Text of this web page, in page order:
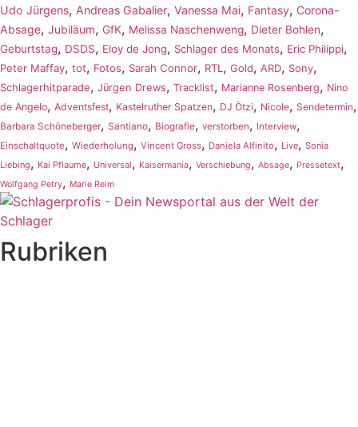
Udo Jürgens, Andreas Gabalier, Vanessa Mai, Fantasy, Corona-
Absage, Jubiläum, GfK, Melissa Naschenweng, Dieter Bohlen,
Geburtstag, DSDS, Eloy de Jong, Schlager des Monats, Eric Philippi,
Peter Maffay, tot, Fotos, Sarah Connor, RTL , Gold, ARD, Sony,
Schlagerhitparade, Jürgen Drews, Tracklist, Marianne Rosenberg, Nino
de Angelo, Adventsfest, Kastelruther Spatzen, DJ Ötzi, Nicole, Sendetermin,
Barbara Schöneberger, Santiano, Biografie, verstorben, Interview,
Einschaltquote, Wiederholung, Vincent Gross, Daniela Alfinito, Live, Sonia
Liebing, Kai Pflaume, Universal, Kaisermania, Verschiebung, Absage, Pressetext,
Wolfgang Petry, Marie Reim
Rubriken